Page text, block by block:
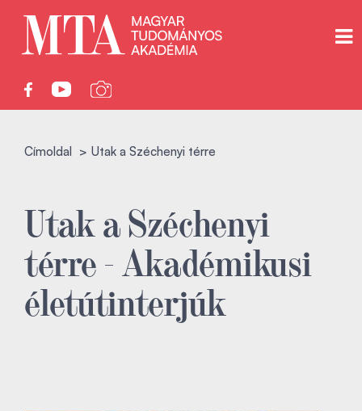
Címoldal Utak a Széchenyi térre
Utak a Széchenyi
térre - Akadémikusi
életútinterjúk